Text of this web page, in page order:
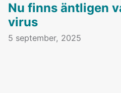
Nu finns äntligen
virus
5 september, 2025